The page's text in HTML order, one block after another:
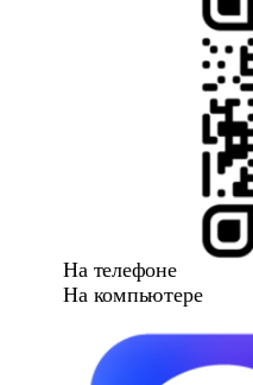
На телефоне
На компьютере